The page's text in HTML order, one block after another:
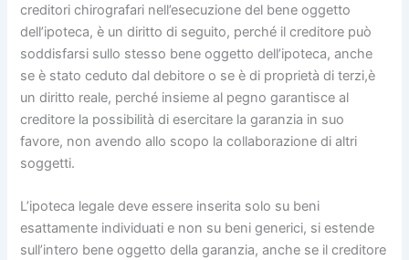
creditori chirografari nell’esecuzione del bene oggetto
dell’ipoteca, è un diritto di seguito, perché il creditore può
soddisfarsi sullo stesso bene oggetto dell’ipoteca, anche
se è stato ceduto dal debitore o se è di proprietà di terzi,è
un diritto reale, perché insieme al pegno garantisce al
creditore la possibilità di esercitare la garanzia in suo
favore, non avendo allo scopo la collaborazione di altri
soggetti.
L’ipoteca legale deve essere inserita solo su beni
esattamente individuati e non su beni generici, si estende
sull’intero bene oggetto della garanzia, anche se il creditore